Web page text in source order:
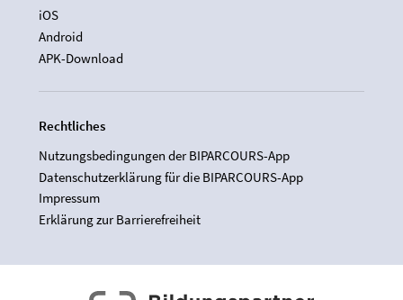
iOS
Android
APK-Download
Rechtliches
Nutzungsbedingungen der BIPARCOURS-App
Datenschutzerklärung für die BIPARCOURS-App
Impressum
Erklärung zur Barrierefreiheit